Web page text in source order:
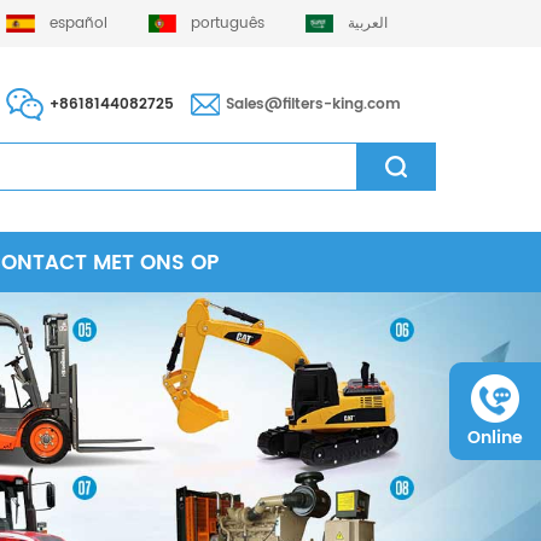
español português العربية
+8618144082725 Sales@filters-king.com
MET ONS OP
Online